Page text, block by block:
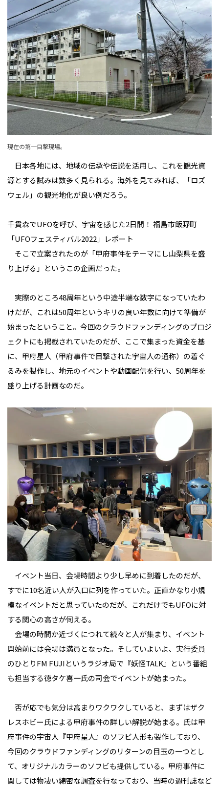
現在の第一目撃現場。
日本各地には、地域の伝承や伝説を活用し、これを観光資
源とする試みは数多く見られる。海外を見てみれば、「ロズ
ウェル」の観光地化が良い例だろう。
千貫森でUFOを呼び、宇宙を感じた2日間！ 福島市飯野町
「UFOフェスティバル2022」レポート
そこで立案されたのが「甲府事件をテーマにし山梨県を盛
り上げる」というこの企画だった。
実際のところ48周年という中途半端な数字になっていたわ
けだが、これは50周年というキリの良い年数に向けて準備が
始まったということ。今回のクラウドファンディングのプロジ
ェクトにも掲載されていたのだが、ここで集まった資金を基
に、甲府星人（甲府事件で目撃された宇宙人の通称）の着ぐ
るみを製作し、地元のイベントや動画配信を行い、50周年を
盛り上げる計画なのだ。
イベント当日、会場時間より少し早めに到着したのだが、
すでに10名近い人が入口に列を作っていた。正直かなり小規
模なイベントだと思っていたのだが、これだけでもUFOに対
する関心の高さが伺える。
会場の時間か近づくにつれて続々と人が集まり、イベント
開始前には会場は満員となった。そしていよいよ、実行委員
のひとりFM FUJIというラジオ局で『妖怪TALK』という番組
も担当する徳タケ喜一氏の司会でイベントが始まった。
否が応でも気分は高まりワクワクしていると、まずはザク
レスホビー氏による甲府事件の詳しい解説が始まる。氏は甲
府事件の宇宙人『甲府星人』のソフビ人形も製作しており、
今回のクラウドファンディングのリターンの目玉の一つとし
て、オリジナルカラーのソフビも提供している。甲府事件に
関しては物凄い綿密な調査を行なっており、当時の週刊誌など